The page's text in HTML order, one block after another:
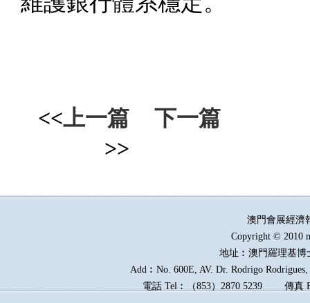
<<上一篇
下一篇
>>
澳門會展經
Copyright © 2010
地址︰澳門羅理基博
Add︰No. 600E, AV. Dr. Rodrigo
電話 Tel︰（853）2870 5239傳真